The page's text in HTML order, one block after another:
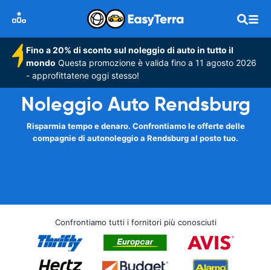
Fino a 20% di sconto sul noleggio di auto in tutto il
mondo Questa promozione è valida fino a 11 agosto 2026
- approfittatene oggi stesso!
Noleggio Auto Rendsburg
Risparmia tempo e denaro. Confrontiamo le offerte delle
compagnie di autonoleggio a Rendsburg al posto tuo.
Confrontiamo tutti i fornitori più conosciuti